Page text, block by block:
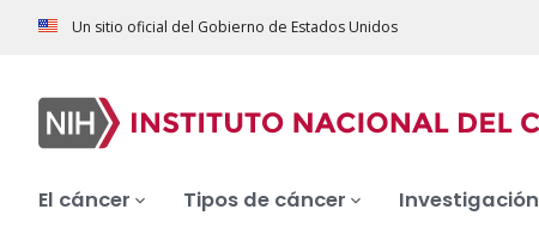
Un sitio oficial del Gobierno de Estados Unidos
El cáncer Tipos de cáncer Investigación